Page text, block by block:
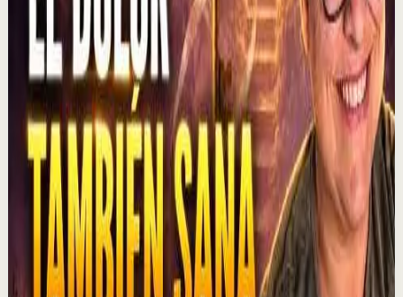
visualizaciones
→
1:01:47
YouTube Charla
Recuperación Suave
MOTIVERSITY - LO MEJOR DE MOTIVERSITY EN
2026 (HASTA AHORA) | 1 HORA DE
MOTIVACIÓN
Motiversity en Español•6 ago